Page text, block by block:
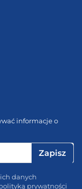
informacje o
danych
prywatności